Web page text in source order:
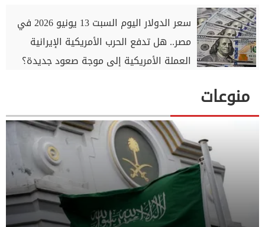
سعر الدولار اليوم السبت 13 يونيو 2026 في
مصر.. هل تدفع الحرب الأمريكية الإيرانية
العملة الأمريكية إلى موجة صعود جديدة؟
منوعات